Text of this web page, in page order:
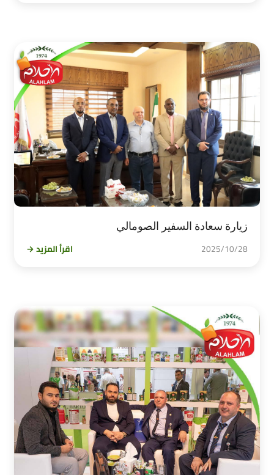
زيارة سعادة السفير الصومالي
2025/10/28 اقرأ المزيد →